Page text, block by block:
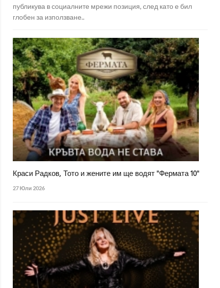
публикува в социалните мрежи позиция, след като е бил
глобен за използване..
Краси Радков, Тото и жените им ще водят "Фермата 10"
27 Юли 2026